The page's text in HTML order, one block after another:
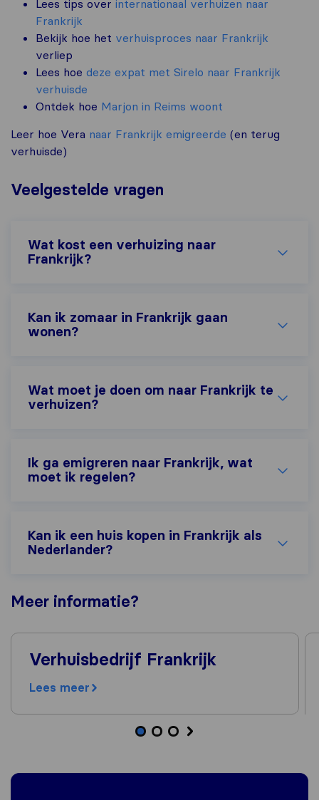
Lees tips over internationaal verhuizen naar
Frankrijk
Bekijk hoe het verhuisproces naar Frankrijk
verliep
Lees hoe deze expat met Sirelo naar Frankrijk
verhuisde
Ontdek hoe Marjon in Reims woont
Leer hoe Vera naar Frankrijk emigreerde (en terug
verhuisde)
Veelgestelde vragen
Wat kost een verhuizing naar
Frankrijk?
Kan ik zomaar in Frankrijk gaan
wonen?
Wat moet je doen om naar Frankrijk te
verhuizen?
Ik ga emigreren naar Frankrijk, wat
moet ik regelen?
Kan ik een huis kopen in Frankrijk als
Nederlander?
Meer informatie?
Verhuisbedrijf Frankrijk
Lees meer